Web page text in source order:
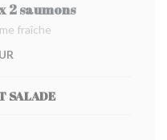
2 saumons
fraîche
SALADE